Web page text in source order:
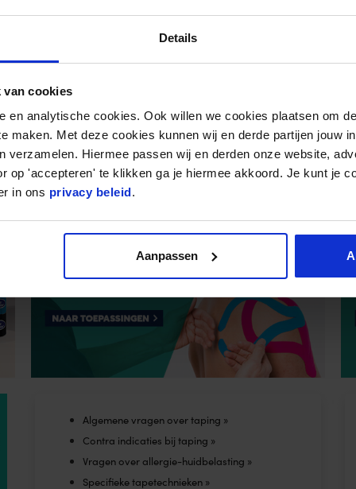
Details
van cookies
en analytische cookies. Ook willen we cookies plaatsen om
maken. Met deze cookies kunnen wij en derde partijen jouw
verzamelen. Hiermee passen wij en derden onze website,
op 'accepteren' te klikken ga je hiermee akkoord. Je kunt je
in ons privacy beleid.
Aanpassen
Sports
(168 Reviews)
CureTape® ART
Waardering
uit 5
10,95
Op voorraad
This
has
variants.
The
options
product
page
Algemene vragen over taping »
Contra indicaties bij taping »
Vragen over allergie-huidbelasting »
Specifieke tapetechnieken »